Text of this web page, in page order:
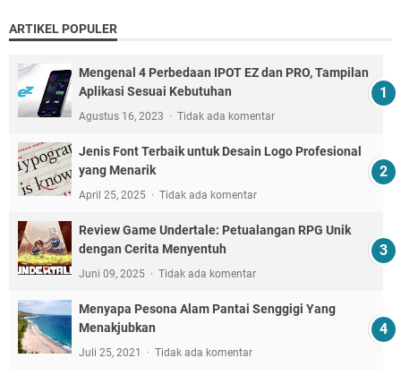
ARTIKEL POPULER
Mengenal 4 Perbedaan IPOT EZ dan PRO, Tampilan
Aplikasi Sesuai Kebutuhan
Agustus 16, 2023 Tidak ada komentar
Jenis Font Terbaik untuk Desain Logo Profesional
yang Menarik
April 25, 2025 Tidak ada komentar
Review Game Undertale: Petualangan RPG Unik
dengan Cerita Menyentuh
Juni 09, 2025 Tidak ada komentar
Menyapa Pesona Alam Pantai Senggigi Yang
Menakjubkan
Juli 25, 2021 Tidak ada komentar